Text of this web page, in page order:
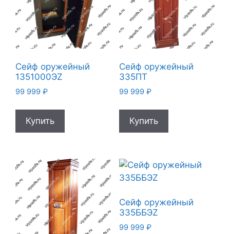
Сейф оружейный
1351000ЭZ
99 999 ₽
Купить
Сейф оружейный
335ПТ
99 999 ₽
Купить
Сейф оружейный
335ББЭZ
99 999 ₽